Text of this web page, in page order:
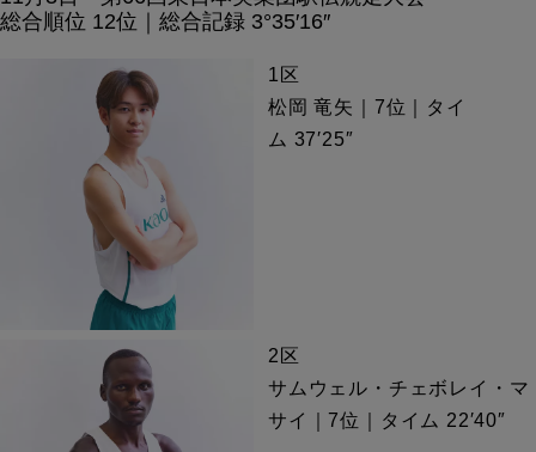
総合順位 12位｜総合記録 3°35′16″
1区
松岡 竜矢｜7位｜タイ
ム 37′25″
2区
サムウェル・チェボレイ・マ
サイ｜7位｜タイム 22′40″